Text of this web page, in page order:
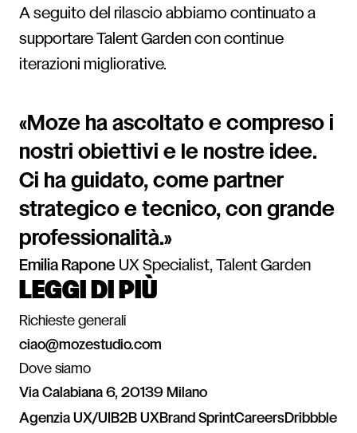
A seguito del rilascio abbiamo continuato a
supportare Talent Garden con continue
iterazioni migliorative.
«Moze ha ascoltato e compreso i
nostri obiettivi e le nostre idee.
Ci ha guidato, come partner
strategico e tecnico, con grande
professionalità.»
Emilia Rapone UX Specialist, Talent Garden
LEGGI DI PIÙ
Coesa
Translated
Una nuova UX per attrarre i traduttori migliori
Richieste generali
ciao@mozestudio.com
Dove siamo
Via Calabiana 6, 20139 Milano
Agenzia UX/UI B2B UX Brand SprintCareers Dribbble